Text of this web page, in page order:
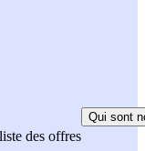
des offres
Qui sont